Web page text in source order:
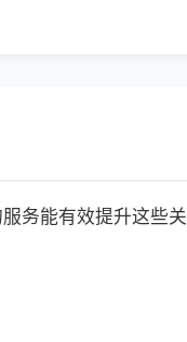
务能有效提升这些关